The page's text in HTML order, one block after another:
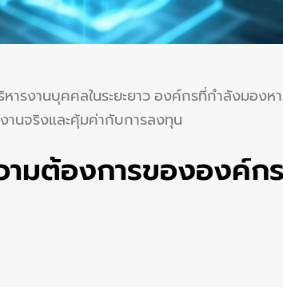
รงานบุคคลในระยะยาว องค์กรที่กำลังมองห
านจริงและคุ้มค่ากับการลงทุน
ามต้องการขององค์กร